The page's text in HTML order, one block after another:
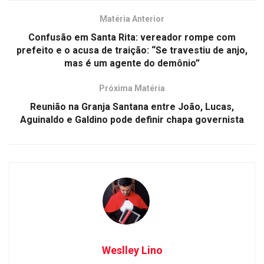
Matéria Anterior
Confusão em Santa Rita: vereador rompe com
prefeito e o acusa de traição: “Se travestiu de anjo,
mas é um agente do demônio”
Próxima Matéria
Reunião na Granja Santana entre João, Lucas,
Aguinaldo e Galdino pode definir chapa governista
Weslley Lino